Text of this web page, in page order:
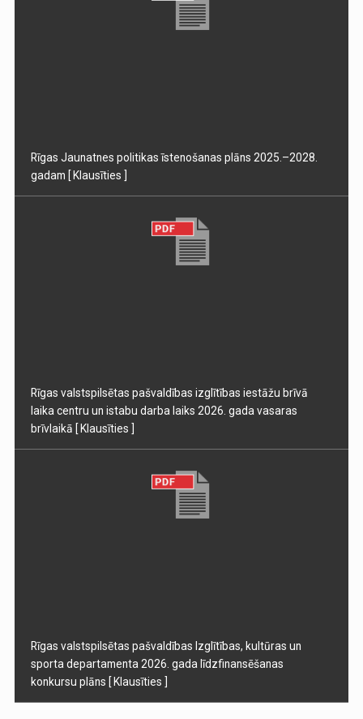
Rīgas Jaunatnes politikas īstenošanas plāns 2025.–2028.
gadam [ Klausīties ]
Rīgas valstspilsētas pašvaldības izglītības iestāžu brīvā
laika centru un istabu darba laiks 2026. gada vasaras
brīvlaikā [ Klausīties ]
Rīgas valstspilsētas pašvaldības Izglītības, kultūras un
sporta departamenta 2026. gada līdzfinansēšanas
konkursu plāns [ Klausīties ]